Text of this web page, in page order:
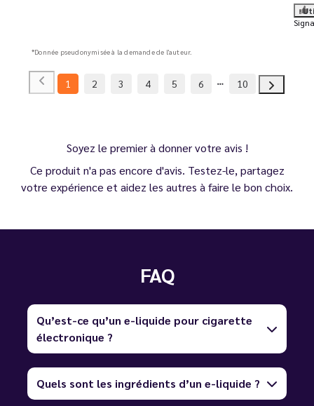
*Donnée pseudonymisée à la demande de l'auteur.
1 2 3 4 5 6 10
Soyez le premier à donner votre avis !
Ce produit n'a pas encore d'avis. Testez-le, partagez
votre expérience et aidez les autres à faire le bon choix.
FAQ
Qu’est-ce qu’un e-liquide pour cigarette
électronique ?
Quels sont les ingrédients d’un e-liquide ?